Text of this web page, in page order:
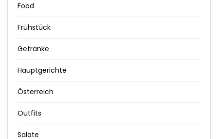
Food
Frühstück
Getränke
Hauptgerichte
Österreich
Outfits
Salate